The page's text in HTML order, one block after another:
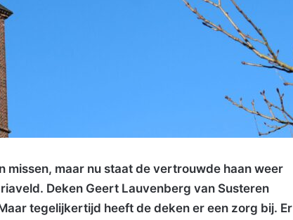
missen, maar nu staat de vertrouwde haan weer
Deken Geert Lauvenberg van Susteren
tegelijkertijd heeft de deken er een zorg bij. Er